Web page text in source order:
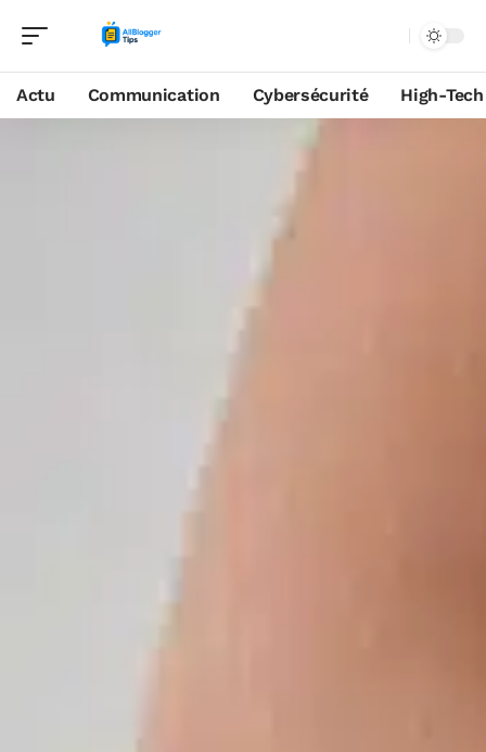
Actu Communication Cybersécurité High-Tech